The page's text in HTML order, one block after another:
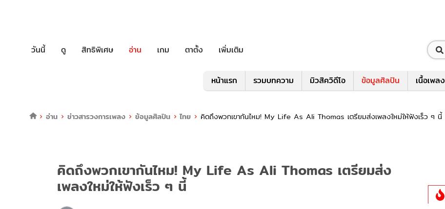
วันนี้ ดู สิทธิพิเศษ อ่าน เกม ตาตั้ง เพิ่มเติม
หน้าแรก รวมบทความ มิวสิควิดีโอ ข้อมูลศิลปิน เนื้อเพลง
อ่าน ข่าวสารวงการเพลง ข้อมูลศิลปิน ไทย คิดถึงพวกเขากันไหม! My Life As Ali Thomas เตรียมส่งเพลงใหม่ให้ฟังเร็ว ๆ นี้
คิดถึงพวกเขากันไหม! My Life As Ali Thomas เตรียมส่ง
เพลงใหม่ให้ฟังเร็ว ๆ นี้